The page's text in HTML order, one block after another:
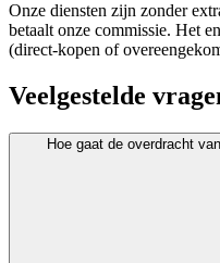
Onze diensten zijn zonder
betaalt onze commissie. Het
(direct-kopen of
Veelgestelde
Hoe gaat de overdracht